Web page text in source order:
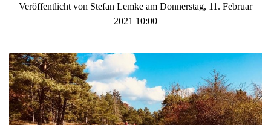
Veröffentlicht von Stefan Lemke am Donnerstag, 11. Februar
2021 10:00